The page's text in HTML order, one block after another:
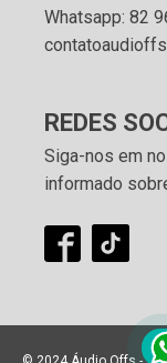
Whatsapp: 82
REDES
Siga-nos em
informado